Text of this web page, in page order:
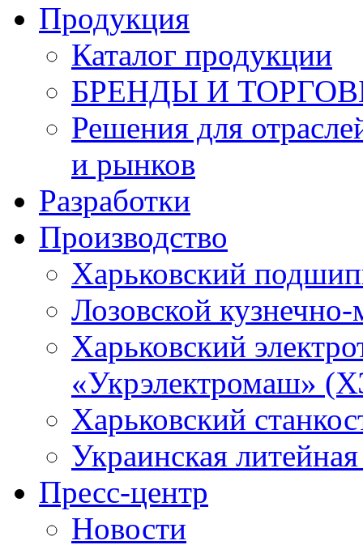
Продукция
Каталог продукции
БРЕНДЫ И
Решения для
и рынков
Разработки
Производство
Харьковский
Лозовской
Харьковский
«Укрэлектромаш»
Харьковский
Украинская
Пресс-центр
Новости